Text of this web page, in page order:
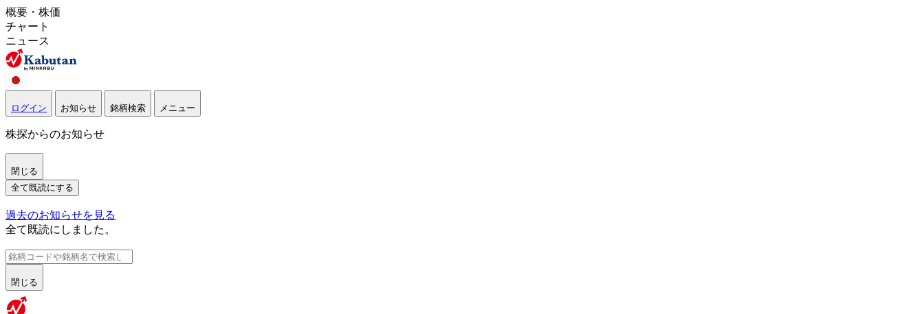
概要・株価
チャート
ニュース
ログイン お知らせ 銘柄検索 メニュー
株探からのお知らせ
閉じる
全て既読にする
過去のお知らせを見る
全て既読にしました。
閉じる